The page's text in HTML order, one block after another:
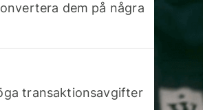
dem på några
transaktionsavgifter